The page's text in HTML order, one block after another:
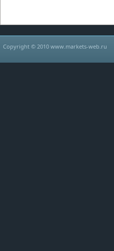
Copyright © 2010 www.markets-web.ru